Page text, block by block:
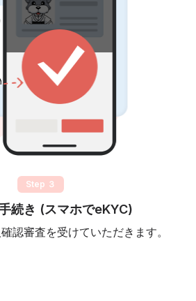
Step ３
続き (スマホでeKYC)
認審査を受けていただきます。